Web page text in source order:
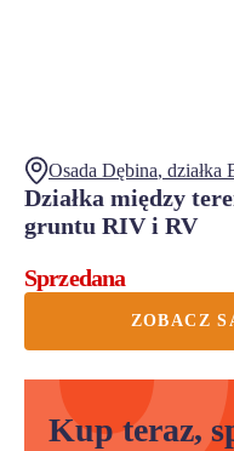
Osada Dębina, działka
Działka między
gruntu RIV i RV
Sprzedana
ZOBACZ
Kup teraz,